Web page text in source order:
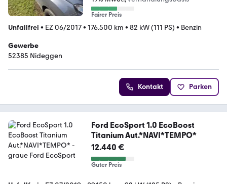
Fairer Preis
Unfallfrei • EZ 06/2017• 176.500 km • 82 kW (111 PS) • Benzin
Gewerbe
52385 Nideggen
Kontakt Parken
Ford EcoSport 1.0 EcoBoost
Titanium Aut.*NAVI*TEMPO*
12.440 €
Guter Preis